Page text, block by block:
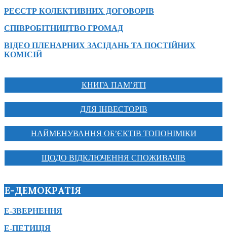
РЕЄСТР КОЛЕКТИВНИХ ДОГОВОРІВ
СПІВРОБІТНИЦТВО ГРОМАД
ВІДЕО ПЛЕНАРНИХ ЗАСІДАНЬ ТА ПОСТІЙНИХ
КОМІСІЙ
КНИГА ПАМ’ЯТІ
ДЛЯ ІНВЕСТОРІВ
НАЙМЕНУВАННЯ ОБ’ЄКТІВ ТОПОНІМІКИ
ЩОДО ВІДКЛЮЧЕННЯ СПОЖИВАЧІВ
Е-ДЕМОКРАТІЯ
Е-ЗВЕРНЕННЯ
Е-ПЕТИЦІЯ